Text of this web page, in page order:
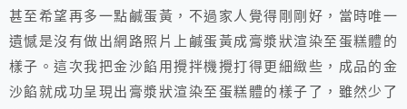
甚至希望再多一點鹹蛋黃，不過家人覺得剛剛好，當時唯一
遺憾是沒有做出網路照片上鹹蛋黃成膏漿狀渲染至蛋糕體的
樣子。這次我把金沙餡用攪拌機攪打得更細緻些，成品的金
沙餡就成功呈現出膏漿狀渲染至蛋糕體的樣子了，雖然少了